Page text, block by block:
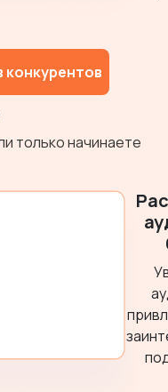
конкурентов
только начинаете